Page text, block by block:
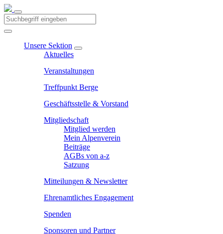
Unsere Sektion
Aktuelles
Veranstaltungen
Treffpunkt Berge
Geschäftsstelle & Vorstand
Mitgliedschaft
Mitglied werden
Mein Alpenverein
Beiträge
AGBs von a-z
Satzung
Mitteilungen & Newsletter
Ehrenamtliches Engagement
Spenden
Sponsoren und Partner